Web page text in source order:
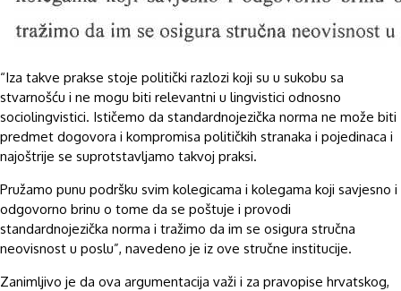
“Iza takve prakse stoje politički razlozi koji su u sukobu sa
stvarnošću i ne mogu biti relevantni u lingvistici odnosno
sociolingvistici. Ističemo da standardnojezička norma ne može biti
predmet dogovora i kompromisa političkih stranaka i pojedinaca i
najoštrije se suprotstavljamo takvoj praksi.
Pružamo punu podršku svim kolegicama i kolegama koji savjesno i
odgovorno brinu o tome da se poštuje i provodi
standardnojezička norma i tražimo da im se osigura stručna
neovisnost u poslu”, navedeno je iz ove stručne institucije.
Zanimljivo je da ova argumentacija važi i za pravopise hrvatskog,